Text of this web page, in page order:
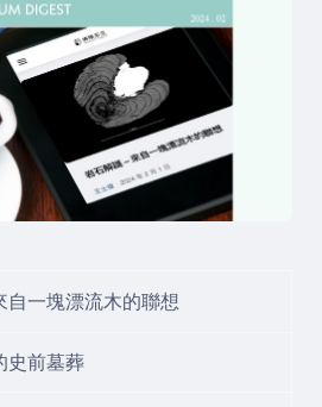
自一塊漂流木的聯想
史前墓葬